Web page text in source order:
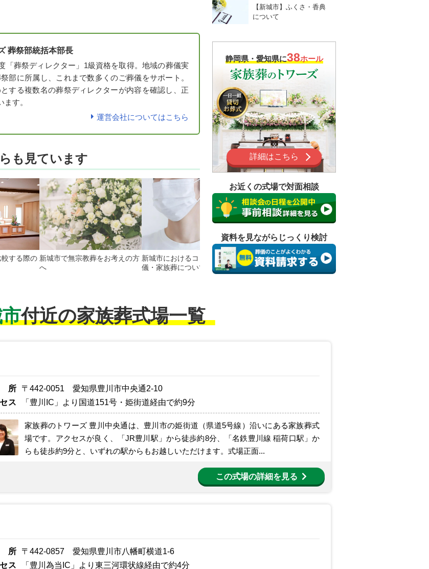
葬祭部統括本部長
「葬祭ディレクター」1級資格を取得。地域の葬儀実
部に所属し、これまで数多くのご葬儀をサポート。
する複数名の葬祭ディレクターが内容を確認し、正
す。
運営会社についてはこちら
も見ています
する際の 新城市で無宗教葬をお考えの方
へ
新城市におけるコロナ禍の葬
儀・家族葬について
新城市における一日葬の流れと
は？
【新城市】ふくさ・香典
について
静岡県・愛知県に38ホール
詳細はこちら
お近くの式場で対面相談
資料を見ながらじっくり検討
付近の家族葬式場一覧
〒442-0051 愛知県豊川市中央通2-10
ス
「豊川IC」より国道151号・姫街道経由で約9分
家族葬のトワーズ 豊川中央通は、豊川市の姫街道（県道5号線）沿いにある家族葬式
場です。アクセスが良く、「JR豊川駅」から徒歩約8分、「名鉄豊川線 稲荷口駅」か
らも徒歩約9分と、いずれの駅からもお越しいただけます。式場正面...
この式場の詳細を見る
〒442-0857 愛知県豊川市八幡町横道1-6
ス
「豊川為当IC」より東三河環状線経由で約4分